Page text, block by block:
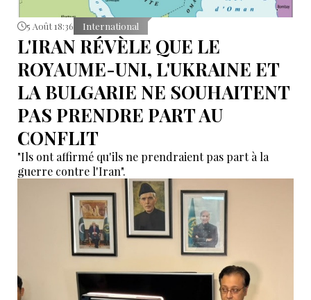
5 Août 18:36 International
L'IRAN RÉVÈLE QUE LE
ROYAUME-UNI, L'UKRAINE ET
LA BULGARIE NE SOUHAITENT
PAS PRENDRE PART AU
CONFLIT
"Ils ont affirmé qu'ils ne prendraient pas part à la
guerre contre l'Iran".